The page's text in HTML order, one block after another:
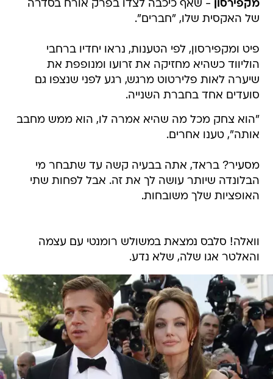
מקפירסון - שאף כיכבה לצדו בפרק אורח בסדרה
של האקסית שלו, "חברים".
פיט ומקפירסון, לפי הטענות, נראו יחדיו ברחבי
הוליווד כשהיא מחזיקה את זרועו ומנופפת את
שיערה לאות פלירטוט מרגש, רגע לפני שנצפו גם
סועדים אחד בחברת השנייה.
"הוא צחק מכל מה שהיא אמרה לו, הוא ממש מחבב
אותה", טענו אחרים.
מסעיר? בראד, אתה בבעיה קשה עד שתבחר מי
הבלונדה שיותר עושה לך את זה. אבל לפחות שתי
האופציות שלך משובחות.
וואלה! סלבס נמצאת במשולש רומנטי עם עצמה
והאלטר אגו שלה, שלא נדע.